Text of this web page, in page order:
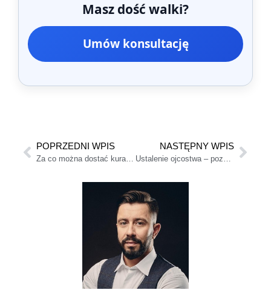
Masz dość walki?
Umów konsultację
POPRZEDNI WPIS
Za co można dostać kuratora rodzinnego? Przyczyny i Procedura
NASTĘPNY WPIS
Ustalenie ojcostwa – pozew, badania DNA i alimenty [Poradnik]